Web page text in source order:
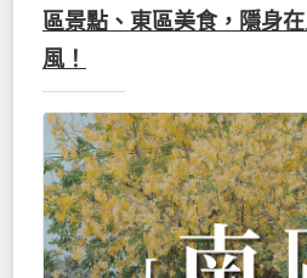
區景點、東區美食，隱身
風！